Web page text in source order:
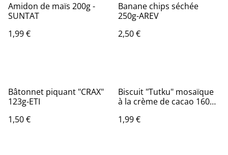
Amidon de maïs 200g -
SUNTAT
1,99 €
Banane chips séchée
250g-AREV
2,50 €
Bâtonnet piquant "CRAX"
123g-ETI
1,50 €
Biscuit "Tutku" mosaïque
à la crème de cacao 160g-
1,99 €